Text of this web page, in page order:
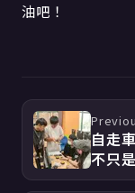
油吧！
自走
不只